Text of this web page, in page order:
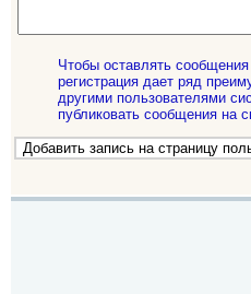
Чтобы оставлять
регистрация дает ряд
другими пользователями
публиковать сообщения на